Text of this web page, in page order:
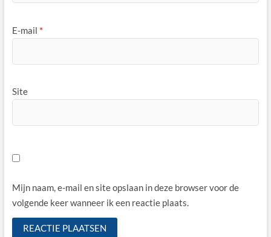
E-mail *
Site
Mijn naam, e-mail en site opslaan in deze browser voor de
volgende keer wanneer ik een reactie plaats.